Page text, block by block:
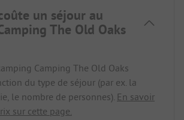
un séjour au
The Old Oaks
Camping The Old Oaks
du type de séjour (par ex. la
le nombre de personnes). En savoir
sur cette page.